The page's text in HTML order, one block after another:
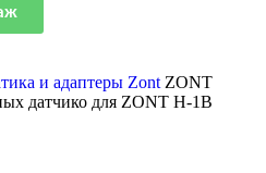
и адаптеры Zont ZONT
датчико для ZONT H-1B